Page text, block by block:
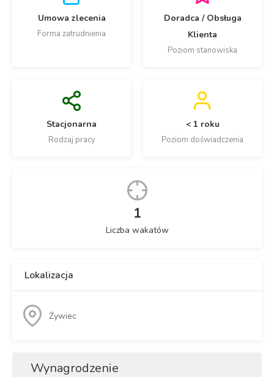
Umowa zlecenia
Forma zatrudnienia
Doradca / Obsługa
Klienta
Poziom stanowiska
Stacjonarna
Rodzaj pracy
< 1 roku
Poziom doświadczenia
1
Liczba wakatów
Lokalizacja
Żywiec
Wynagrodzenie